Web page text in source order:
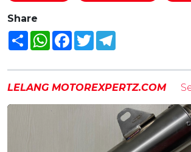
Share
Share WhatsAppFacebook
Twitter
LELANG MOTOREXPERTZ.COM